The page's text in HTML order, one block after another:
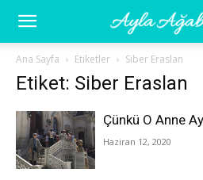
Ayla
Ağabegüm
Ana Sayfa Etiketler Siber Eraslan
Etiket: Siber Eraslan
Çünkü O Anne
Haziran 12, 2020